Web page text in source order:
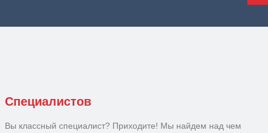
Специалистов
Вы классный специалист? Приходите! Мы найдем над чем